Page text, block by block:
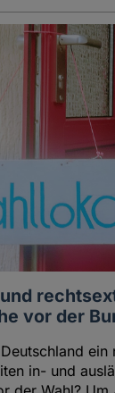
vor der
ein
in- und